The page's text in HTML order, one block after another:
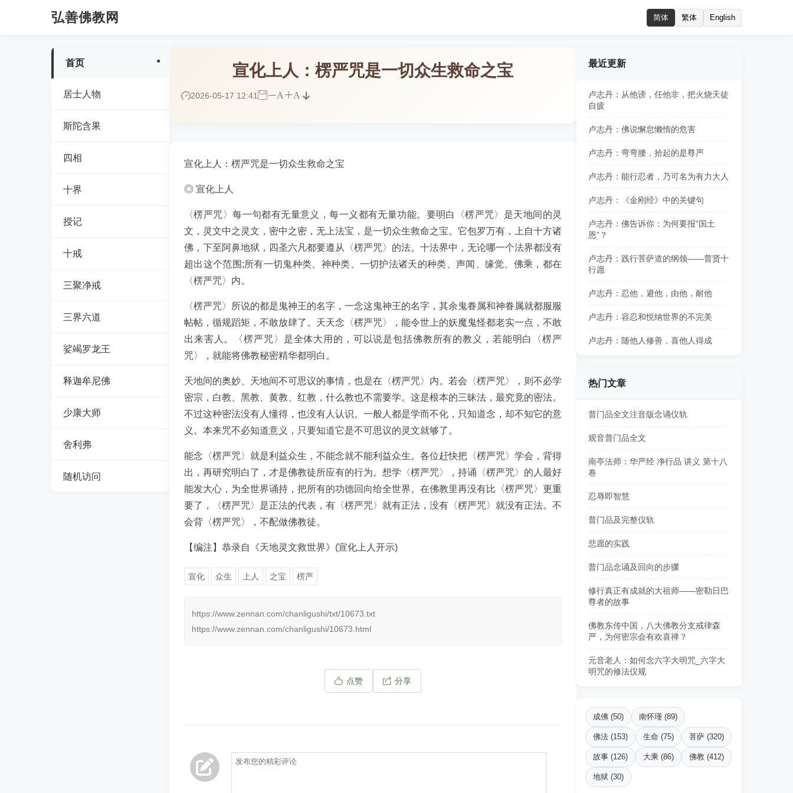
弘善佛教网 简体 繁体 English
首页
居士人物
斯陀含果
四相
十界
授记
十戒
三聚净戒
三界六道
娑竭罗龙王
释迦牟尼佛
少康大师
舍利弗
随机访问
宣化上人：楞严咒是一切众生救命之宝
2026-05-17 12:41 A A
宣化上人：楞严咒是一切众生救命之宝
◎ 宣化上人
〈楞严咒〉每一句都有无量意义，每一义都有无量功能。要明白〈楞严咒〉是天地间的灵
文，灵文中之灵文，密中之密，无上法宝，是一切众生救命之宝。它包罗万有，上自十方诸
佛，下至阿鼻地狱，四圣六凡都要遵从〈楞严咒〉的法。十法界中，无论哪一个法界都没有
超出这个范围;所有一切鬼种类、神种类、一切护法诸天的种类、声闻、缘觉、佛乘，都在
〈楞严咒〉内。
〈楞严咒〉所说的都是鬼神王的名字，一念这鬼神王的名字，其余鬼眷属和神眷属就都服服
帖帖，循规蹈矩，不敢放肆了。天天念〈楞严咒〉，能令世上的妖魔鬼怪都老实一点，不敢
出来害人。〈楞严咒〉是全体大用的，可以说是包括佛教所有的教义，若能明白〈楞严
咒〉，就能将佛教秘密精华都明白。
天地间的奥妙、天地间不可思议的事情，也是在〈楞严咒〉内。若会〈楞严咒〉，则不必学
密宗，白教、黑教、黄教、红教，什么教也不需要学。这是根本的三昧法，最究竟的密法。
不过这种密法没有人懂得，也没有人认识。一般人都是学而不化，只知道念，却不知它的意
义。本来咒不必知道意义，只要知道它是不可思议的灵文就够了。
能念〈楞严咒〉就是利益众生，不能念就不能利益众生。各位赶快把〈楞严咒〉学会，背得
出，再研究明白了，才是佛教徒所应有的行为。想学〈楞严咒〉，持诵〈楞严咒〉的人最好
能发大心，为全世界诵持，把所有的功德回向给全世界。在佛教里再没有比〈楞严咒〉更重
要了，〈楞严咒〉是正法的代表，有〈楞严咒〉就有正法，没有〈楞严咒〉就没有正法。不
会背〈楞严咒〉，不配做佛教徒。
【编注】恭录自《天地灵文救世界》(宣化上人开示)
宣化 众生 上人 之宝 楞严
https://www.zennan.com/chanligushi/txt/10673.txt
https://www.zennan.com/chanligushi/10673.html
点赞 分享
最近更新
卢志丹：从他谤，任他非，把火烧天徒
自疲
卢志丹：佛说懈怠懒惰的危害
卢志丹：弯弯腰，拾起的是尊严
卢志丹：能行忍者，乃可名为有力大人
卢志丹：《金刚经》中的关键句
卢志丹：佛告诉你：为何要报“国土
恩”？
卢志丹：践行菩萨道的纲领——普贤十
行愿
卢志丹：忍他，避他，由他，耐他
卢志丹：容忍和悦纳世界的不完美
卢志丹：随他人修善，喜他人得成
热门文章
普门品全文注音版念诵仪轨
观音普门品全文
南亭法师：华严经 净行品 讲义 第十八
卷
忍辱即智慧
普门品及完整仪轨
悲愿的实践
普门品念诵及回向的步骤
修行真正有成就的大祖师——密勒日巴
尊者的故事
佛教东传中国，八大佛教分支戒律森
严，为何密宗会有欢喜禅？
元音老人：如何念六字大明咒_六字大
明咒的修法仪规
成佛 (50) 南怀瑾 (89)
佛法 (153) 生命 (75) 菩萨 (320)
故事 (126) 大乘 (86) 佛教 (412)
地狱 (30)